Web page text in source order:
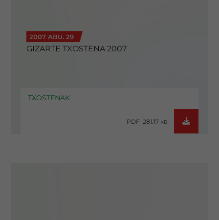
2007 ABU. 29
GIZARTE TXOSTENA 2007
TXOSTENAK
PDF 281.17 KB